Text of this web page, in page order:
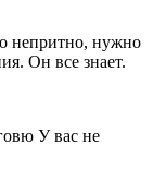
непритно, нужно
Он все знает.
У вас не